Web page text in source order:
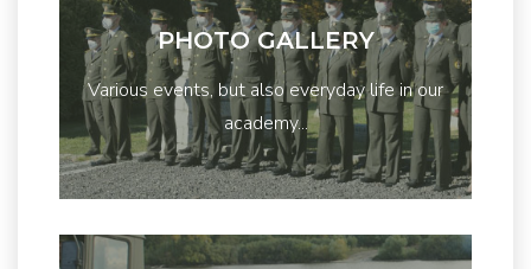
PHOTO GALLERY
Various events, but also everyday life in our
academy...